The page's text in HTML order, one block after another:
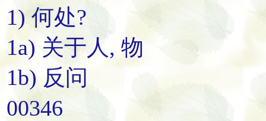
1) 何处?
1a) 关于人, 物
1b) 反问
00346